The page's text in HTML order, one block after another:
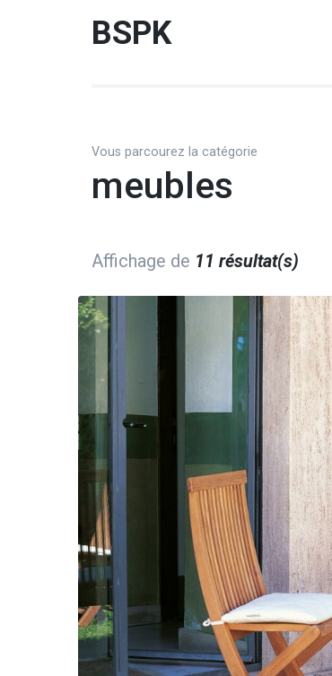
BSPK
Vous parcourez la catégorie
meubles
Affichage de 11 résultat(s)